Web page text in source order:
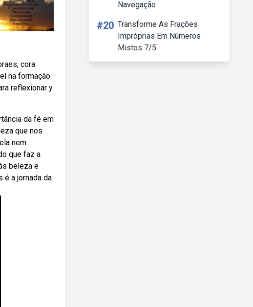
cora
na formação
reflexionar y
da fé em
que nos
nem
que faz a
beleza e
a jornada da
Navegação
#20 Transforme As Frações
Impróprias Em Números
Mistos 7/5